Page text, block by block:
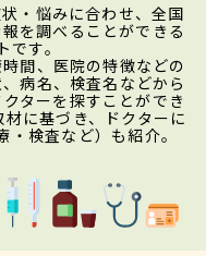
・悩みに合わせ、全国
を調べることができる
す。
間、医院の特徴などの
病名、検査名などから
ターを探すことができ
に基づき、ドクターに
検査など）も紹介。